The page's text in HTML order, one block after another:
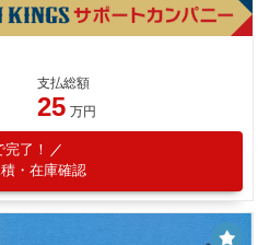
支払総額
25 万円
完了！
積・在庫確認